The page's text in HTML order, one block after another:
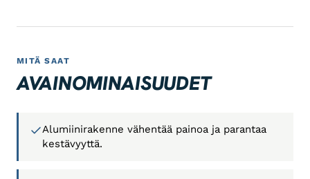
MITÄ SAAT
AVAINOMINAISUUDET
Alumiinirakenne vähentää painoa ja parantaa
kestävyyttä.